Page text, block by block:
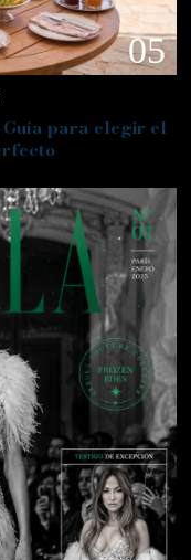
05
Guía para elegir el